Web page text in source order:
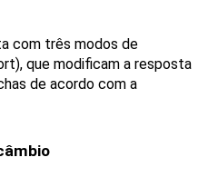
com três modos de
que modificam a resposta
de acordo com a